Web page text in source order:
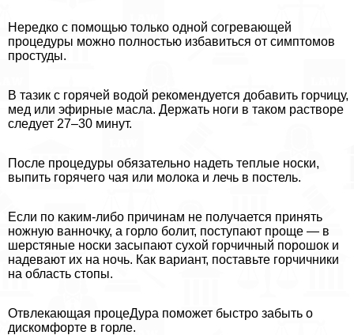
Нередко с помощью только одной согревающей
процедуры можно полностью избавиться от симптомов
простуды.
В тазик с горячей водой рекомендуется добавить горчицу,
мед или эфирные масла. Держать ноги в таком растворе
следует 27–30 минут.
После процедуры обязательно надеть теплые носки,
выпить горячего чая или молока и лечь в постель.
Если по каким-либо причинам не получается принять
ножную ванночку, а горло болит, поступают проще — в
шерстяные носки засыпают сухой горчичный порошок и
надевают их на ночь. Как вариант, поставьте горчичники
на область стопы.
Отвлекающая процеДypa поможет быстро забыть о
дискомфорте в горле.